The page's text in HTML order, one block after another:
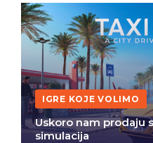
IGRE KOJE VOLIMO
Uskoro nam prodaju
simulacija